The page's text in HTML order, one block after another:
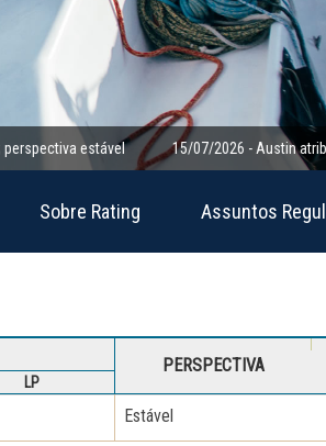
estável 15/07/2026 - Austin atribui o
Sobre Rating Assuntos
PERSPECTIVA
LP
Estável